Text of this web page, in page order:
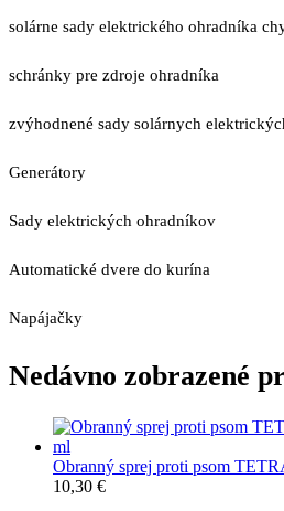
solárne sady elektrického ohradníka
schránky pre zdroje ohradníka
zvýhodnené sady solárnych
Generátory
Sady elektrických ohradníkov
Automatické dvere do kurína
Napájačky
Nedávno zobrazené
Obranný sprej proti psom
10,30 €